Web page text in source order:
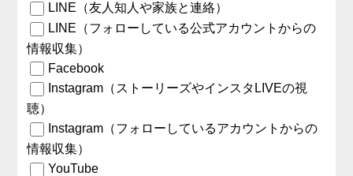
LINE（友人知人や家族と連絡）
LINE（フォローしている公式アカウントからの
情報収集）
Facebook
Instagram（ストーリーズやインスタLIVEの視
聴）
Instagram（フォローしているアカウントからの
情報収集）
YouTube